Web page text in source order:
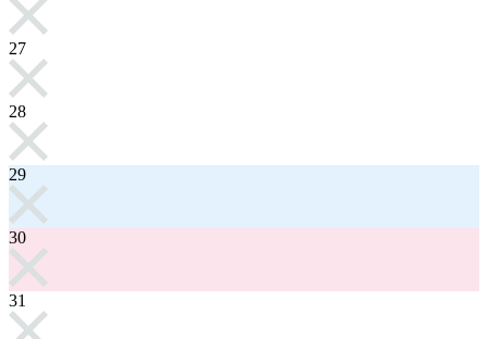
27
28
29
30
31